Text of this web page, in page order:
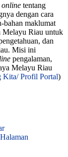
online tentang
dengan cara
bahan maklumat
Melayu Riau untuk
dan
Misi ini
pengalaman,
Melayu Riau
Kita/ Profil Portal)